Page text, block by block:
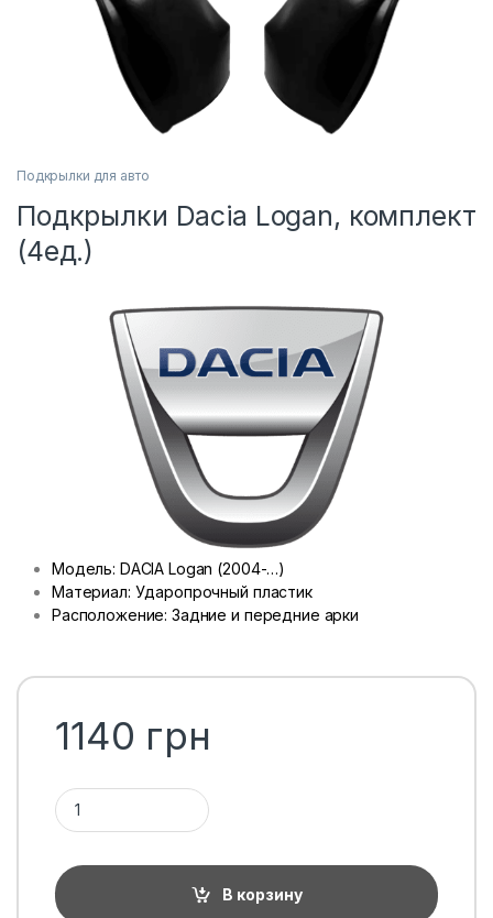
Подкрылки для авто
Подкрылки Dacia Logan, комплект
(4ед.)
Модель: DACIA Logan (2004-…)
Материал: Ударопрочный пластик
Расположение: Задние и передние арки
1140 грн
Количество 1ТП1Т
В корзину